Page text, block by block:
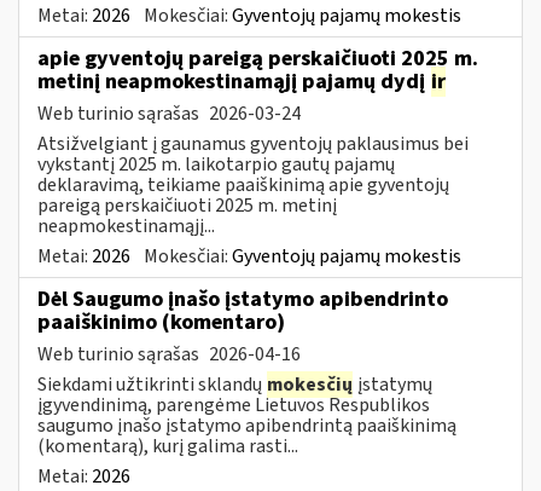
Metai: 2026 Mokesčiai:Gyventojų pajamų mokestis
apie gyventojų pareigą perskaičiuoti 2025 m.
metinį neapmokestinamąjį pajamų dydį ir
Web turinio sąrašas 2026-03-24
Atsižvelgiant į gaunamus gyventojų paklausimus bei
vykstantį 2025 m. laikotarpio gautų pajamų
deklaravimą, teikiame paaiškinimą apie gyventojų
pareigą perskaičiuoti 2025 m. metinį
neapmokestinamąjį...
Metai: 2026 Mokesčiai:Gyventojų pajamų mokestis
Dėl Saugumo įnašo įstatymo apibendrinto
paaiškinimo (komentaro)
Web turinio sąrašas 2026-04-16
Siekdami užtikrinti sklandų mokesčių įstatymų
įgyvendinimą, parengėme Lietuvos Respublikos
saugumo įnašo įstatymo apibendrintą paaiškinimą
(komentarą), kurį galima rasti...
Metai: 2026